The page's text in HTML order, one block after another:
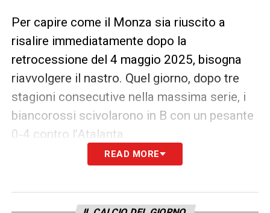
Per capire come il Monza sia riuscito a
risalire immediatamente dopo la
retrocessione del 4 maggio 2025, bisogna
riavvolgere il nastro. Quel giorno, dopo tre
stagioni consecutive nella massima serie, i
biancorossi scivolarono in B con un pesante
0‑4 contro l’Atalanta.
L’addio di Palladino, artefice di due salvezze,
Bocchetti erano riusciti a colmare. Ma quella
READ MORE